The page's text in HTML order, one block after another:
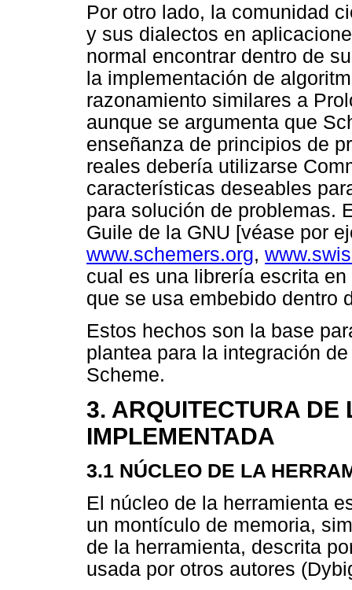
Por otro lado, la comunidad
y sus dialectos en
normal encontrar dentro de
la implementación de
razonamiento similares a
aunque se argumenta que
enseñanza de principios de
reales debería utilizarse
características deseables
para solución de problemas.
Guile de la GNU [véase por
www.schemers.org,
cual es una librería escrita
que se usa embebido dentro
Estos hechos son la base
plantea para la integración
Scheme.
3. ARQUITECTURA DE
IMPLEMENTADA
3.1 NÚCLEO DE LA
El núcleo de la herramienta
un montículo de memoria,
de la herramienta, descrita
usada por otros autores